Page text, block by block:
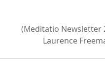
(Meditatio Newsletter
Laurence